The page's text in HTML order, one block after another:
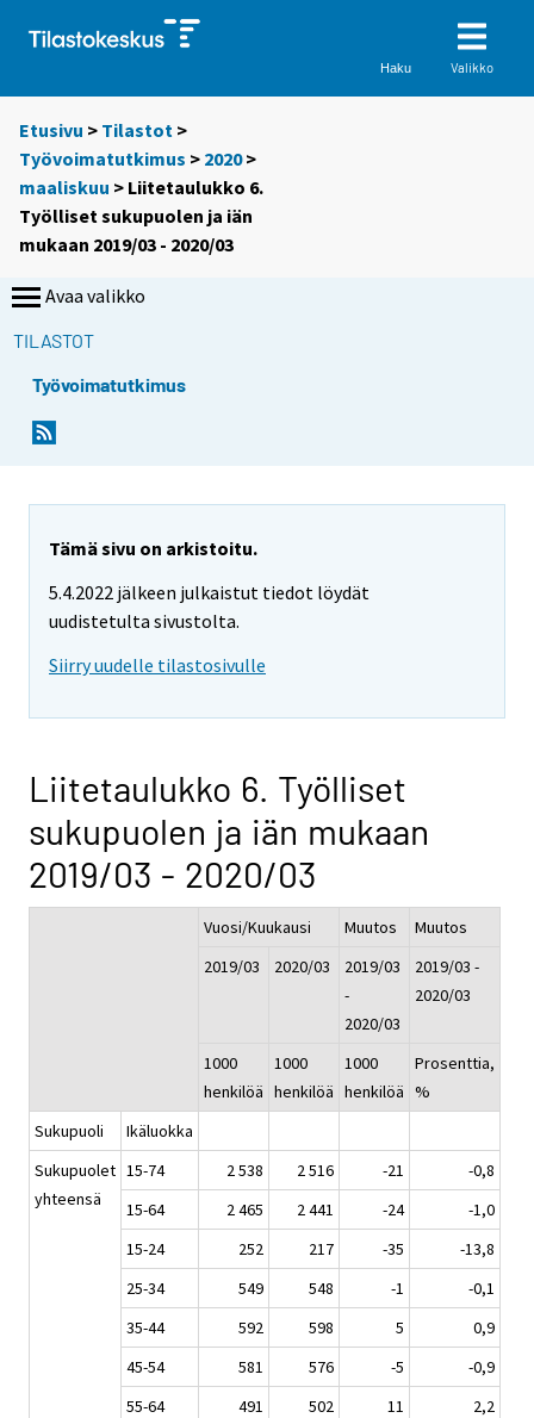
Haku Valikko
Etusivu > Tilastot >
Työvoimatutkimus > 2020>
maaliskuu > Liitetaulukko 6.
Työlliset sukupuolen ja iän
mukaan 2019/03 - 2020/03
Avaa valikko
TILASTOT
Työvoimatutkimus
Tämä sivu on arkistoitu.
5.4.2022 jälkeen julkaistut tiedot löydät
uudistetulta sivustolta.
Siirry uudelle tilastosivulle
Liitetaulukko 6. Työlliset
sukupuolen ja iän mukaan
2019/03 - 2020/03
Vuosi/Kuukausi Muutos
Muutos
2019/03
2020/03
2019/03
-
2020/03
2019/03 -
2020/03
1000
henkilöä
1000
henkilöä
1000
henkilöä
Prosenttia,
%
Sukupuoli
Ikäluokka
Sukupuolet
yhteensä
15-74 2 538 2 516 -21
-0,8
15-64
2 465 2 441 -24
-1,0
15-24
252 217 -35
-13,8
25-34
549 548 -1
-0,1
35-44
592 598 5
0,9
45-54
581 576 -5
-0,9
55-64
491 502 11
2,2